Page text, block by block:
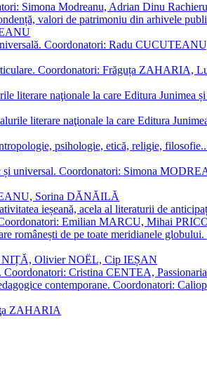
Simona Modreanu, Adrian Dinu
valori de patrimoniu din arhivele
Coordonatori: Radu
Coordonatori: Frăguța ZAHARIA,
literare naţionale la care Editura Junimea
literare naţionale la care Editura
psihologie, etică, religie,
și universal. Coordonatori: Simona
Sorina DĂNĂILĂ
ieșeană, acela al literaturii de
Coordonatori: Emilian MARCU, Mihai
românești de pe toate meridianele
NIȚĂ, Olivier NOËL, Cip IEȘAN
Coordonatori: Cristina CENTEA,
contemporane. Coordonatori:
ZAHARIA